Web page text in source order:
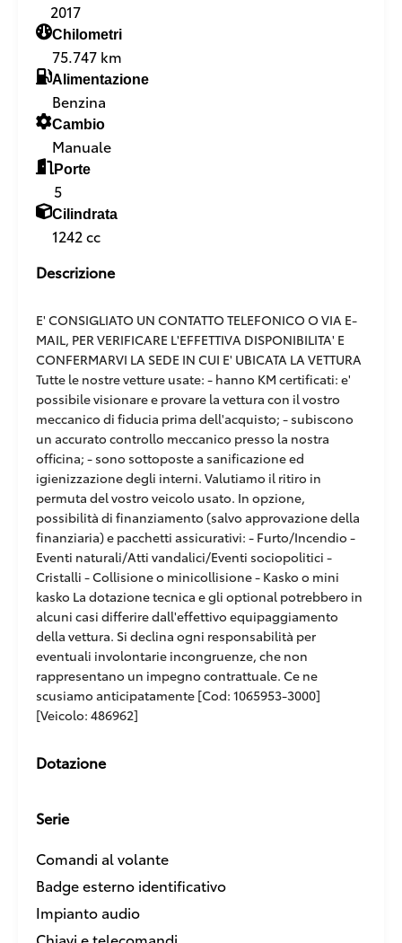
2017
Chilometri
75.747 km
Alimentazione
Benzina
Cambio
Manuale
Porte
5
Cilindrata
1242 cc
Descrizione
E' CONSIGLIATO UN CONTATTO TELEFONICO O VIA E-
MAIL, PER VERIFICARE L'EFFETTIVA DISPONIBILITA' E
CONFERMARVI LA SEDE IN CUI E' UBICATA LA VETTURA
Tutte le nostre vetture usate: - hanno KM certificati: e'
possibile visionare e provare la vettura con il vostro
meccanico di fiducia prima dell'acquisto; - subiscono
un accurato controllo meccanico presso la nostra
officina; - sono sottoposte a sanificazione ed
igienizzazione degli interni. Valutiamo il ritiro in
permuta del vostro veicolo usato. In opzione,
possibilità di finanziamento (salvo approvazione della
finanziaria) e pacchetti assicurativi: - Furto/Incendio -
Eventi naturali/Atti vandalici/Eventi sociopolitici -
Cristalli - Collisione o minicollisione - Kasko o mini
kasko La dotazione tecnica e gli optional potrebbero in
alcuni casi differire dall'effettivo equipaggiamento
della vettura. Si declina ogni responsabilità per
eventuali involontarie incongruenze, che non
rappresentano un impegno contrattuale. Ce ne
scusiamo anticipatamente [Cod: 1065953-3000]
[Veicolo: 486962]
Dotazione
Serie
Comandi al volante
Badge esterno identificativo
Impianto audio